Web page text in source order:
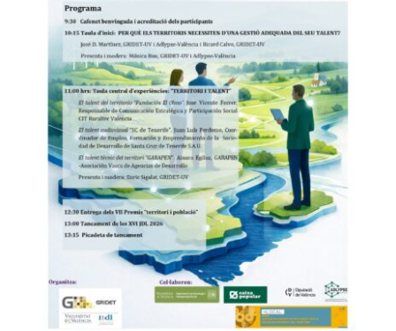
Cuando el talento se
convierte en territorio:
una conversación
necesaria en las XVI JDL
2026
ADLYPSE Alicante ADLYPSE Castellón ADLYPSE
CV ADLYPSE Valencia Asociacionismo y
participación